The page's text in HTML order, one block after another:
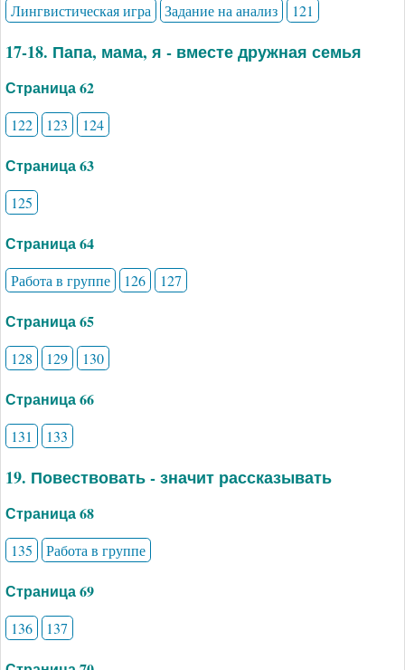
Лингвистическая игра Задание на анализ 121
17-18. Папа, мама, я - вместе дружная семья
Страница 62
122 123 124
Страница 63
125
Страница 64
Работа в группе 126 127
Страница 65
128 129 130
Страница 66
131 133
19. Повествовать - значит рассказывать
Страница 68
135 Работа в группе
Страница 69
136 137